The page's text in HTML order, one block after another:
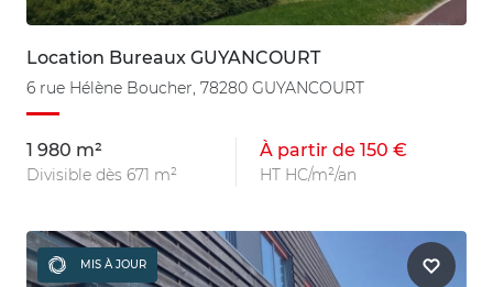
Location Bureaux GUYANCOURT
6 rue Hélène Boucher, 78280 GUYANCOURT
1 980 m²
Divisible dès 671 m²
À partir de 150 €
HT HC/m²/an
MIS À JOUR